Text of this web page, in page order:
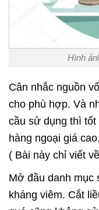
Hình
Cân nhắc nguồn
cho phù hợp. Và
cầu sử dụng thì
hàng ngoại giá cao.
( Bài này chỉ viết về
Mở đầu danh mục
kháng viêm. Cắt